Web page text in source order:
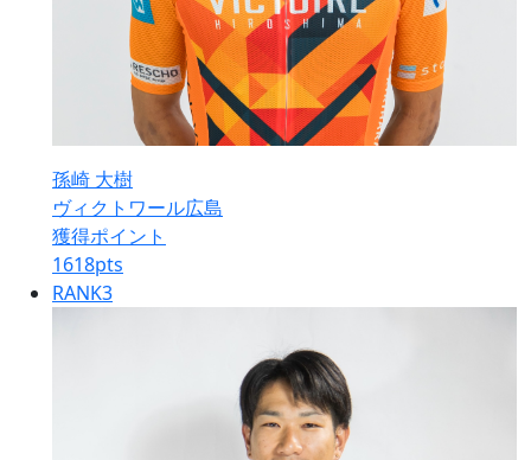
孫崎 大樹
ヴィクトワール広島
獲得ポイント
1618pts
RANK3